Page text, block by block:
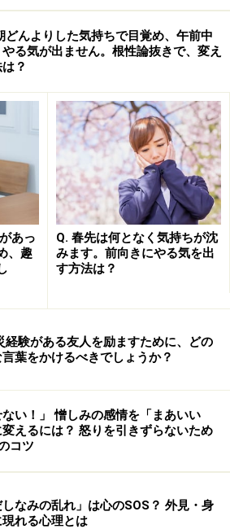
きれるものではありません。そこ
るメッセージに気づく方法の一つと
ー」を活用してみましょう。
情が動かされ、楽しい気分になっ
られたり、忘れかけていたことを
がありませんか？ これは、特定の
深層に潜んでいるメッセージと結び
び上がっているからなのです。
の色に反応しているのかを見つめ
、心の深層が発するメッセージの
みやすくなります。
きる！「カラー・ビジョ
の使い方
ラーセラピー」をやってみましょ
」にはさまざまな手法があります
るのは、私自身が開発し、実際の
用している
「カラー・ビジョン・
です。お一人でも簡単に使ってい
どんよりした気持ちで目覚め、午前中
る気が出ません。根性論抜きで、変え
？
あっ
、趣
Q. 春先は何となく気持ちが沈
みます。前向きにやる気を出
す方法は？
経験がある友人を励ますために、どの
言葉をかけるべきでしょうか？
ない！」 憎しみの感情を「まあいい
えるには？ 怒りを引きずらないため
コツ
しなみの乱れ」は心のSOS？ 外見・身
れる心理とは